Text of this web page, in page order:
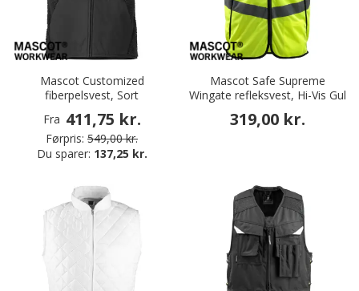
Mascot Customized
fiberpelsvest, Sort
Fra 411,75 kr.
Førpris: 549,00 kr.
Du sparer: 137,25 kr.
Mascot Safe Supreme
Wingate refleksvest, Hi-Vis Gul
319,00 kr.